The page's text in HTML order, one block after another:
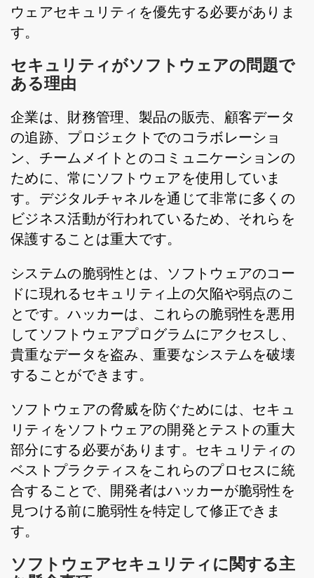
ウェアセキュリティを優先する必要がありま
す。
セキュリティがソフトウェアの問題で
ある理由
企業は、財務管理、製品の販売、顧客データ
の追跡、プロジェクトでのコラボレーショ
ン、チームメイトとのコミュニケーションの
ために、常にソフトウェアを使用していま
す。デジタルチャネルを通じて非常に多くの
ビジネス活動が行われているため、それらを
保護することは重大です。
システムの脆弱性とは、ソフトウェアのコー
ドに現れるセキュリティ上の欠陥や弱点のこ
とです。ハッカーは、これらの脆弱性を悪用
してソフトウェアプログラムにアクセスし、
貴重なデータを盗み、重要なシステムを破壊
することができます。
ソフトウェアの脅威を防ぐためには、セキュ
リティをソフトウェアの開発とテストの重大
部分にする必要があります。セキュリティの
ベストプラクティスをこれらのプロセスに統
合することで、開発者はハッカーが脆弱性を
見つける前に脆弱性を特定して修正できま
す。
ソフトウェアセキュリティに関する主